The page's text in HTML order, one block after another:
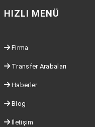
HIZLI MENÜ
Firma
Transfer Arabaları
Haberler
Blog
İletişim